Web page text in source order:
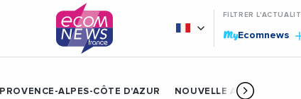
FILTRER
MyEcomnews
PROVENCE-ALPES-CÔTE D'AZUR NOUVELLE AQUITAINE